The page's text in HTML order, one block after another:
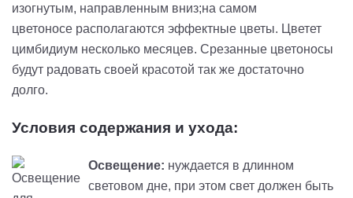
изогнутым, направленным вниз;на самом
цветоносе располагаются эффектные цветы. Цветет
цимбидиум несколько месяцев. Срезанные цветоносы
будут радовать своей красотой так же достаточно
долго.
Условия содержания и ухода:
Освещение: нуждается в длинном
световом дне, при этом свет должен быть